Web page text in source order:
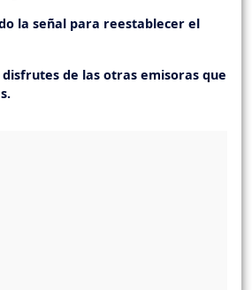
la señal para reestablecer el
de las otras emisoras que